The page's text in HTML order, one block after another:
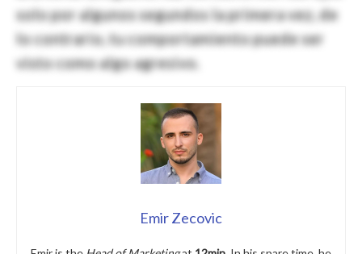
solo por algunos segundos la primera vez, de
lo contrario, tu comportamiento puede ser
visto como algo agresivo.
Emir Zecovic